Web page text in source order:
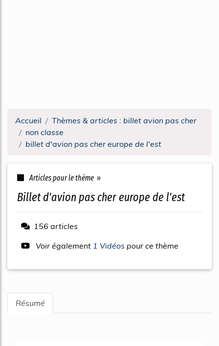
Accueil
Thèmes & articles : billet avion pas cher
non classe
billet d'avion pas cher europe de l'est
Articles pour le thème »
billet d'avion pas cher europe de l'est
156 articles
Voir également 1 Vidéos pour ce thème
Résumé